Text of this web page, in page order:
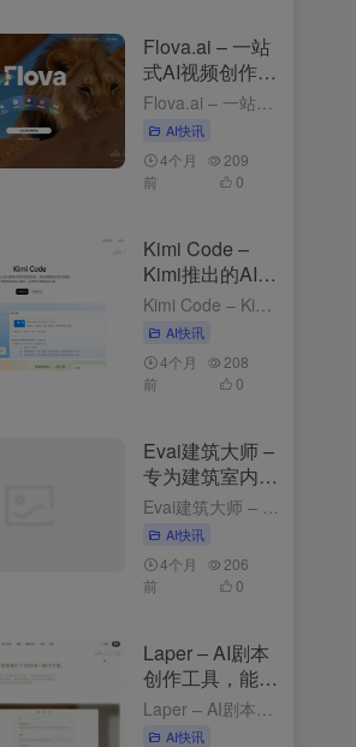
Flova.ai – 一站
式AI视频创作平
台，对话式创作Flova.ai – 一站式AI视频创作平台，对话式创作 5个月前发布 Flova.ai是什么 Flova.ai 是创新的 ，通过自然对话的方式，将用户的创意转化为完整的视频作品。用户只需输入一个核心...
AI快讯
4个月
前
209
0
Kimi Code –
Kimi推出的AI编
程工具
Kimi Code – Kimi推出的AI编程工具 2个月前发布 Kimi Code是什么 Kimi Code 是 Kimi推出的，可在终端（CLI）、VS Code 、 、JetBrains 和 Z...
AI快讯
4个月
前
208
0
Evai建筑大师 –
专为建筑室内行
业的云端AI创作
平台
Evai建筑大师 – 专为建筑室内行业的云端AI创作平台 2个月前更新 Evai建筑大师是什么 Evai 建筑大师（OpenEvai）是专为建筑师、室内设计师和景观规划师打造的云端 AI 创作平台。通...
AI快讯
4个月
前
206
0
Laper – AI剧本
创作工具，能实
时预测台词与动
作
Laper – AI剧本创作工具，能实时预测台词与动作 3个月前更新 Laper是什么 Laper 是 AI 剧本创作工具，能为编剧提供精细化的创作平台。Laper支持多种剧本类型，如电影长片、短片和...
AI快讯